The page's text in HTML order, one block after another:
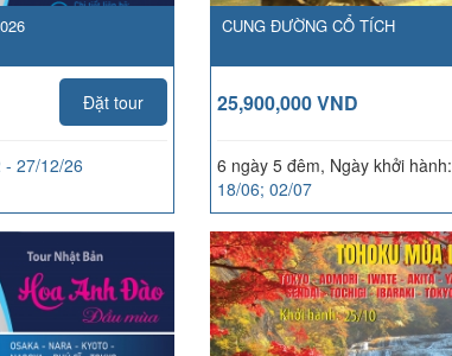
Đặt tour
- 27/12/26
CUNG ĐƯỜNG CỔ TÍCH
25,900,000 VND
6 ngày 5 đêm, Ngày khởi hành:
18/06; 02/07